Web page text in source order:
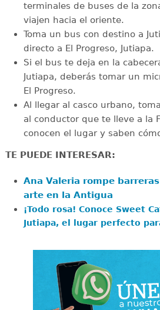
terminales de buses de la
viajen hacia el oriente.
Toma un bus con destino a
directo a El Progreso, Jutiapa.
Si el bus te deja en la
Jutiapa, deberás tomar un
El Progreso.
Al llegar al casco urbano,
al conductor que te lleve a la
conocen el lugar y saben
TE PUEDE INTERESAR:
Ana Valeria rompe
arte en la Antigua
¡Todo rosa! Conoce Sweet
Jutiapa, el lugar perfecto